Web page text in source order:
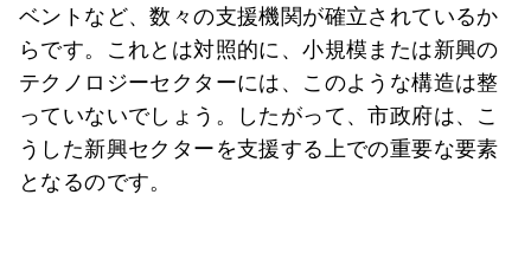
ベントなど、数々の支援機関が確立されているか
らです。これとは対照的に、小規模または新興の
テクノロジーセクターには、このような構造は整
っていないでしょう。したがって、市政府は、こ
うした新興セクターを支援する上での重要な要素
となるのです。